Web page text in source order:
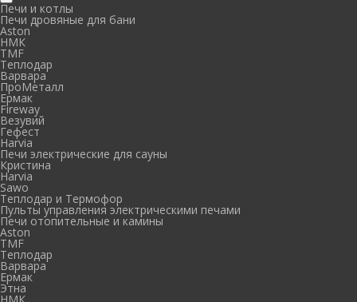
Печи и котлы
Печи дровяные для бани
Aston
НМК
TMF
Теплодар
Варвара
ПроМеталл
Ермак
Fireway
Везувий
Гефест
Harvia
Печи электрические для сауны
Кристина
Harvia
Sawo
Теплодар и Термофор
Пульты управления электрическими печами
Печи отопительные и камины
Aston
TMF
Теплодар
Варвара
Ермак
Этна